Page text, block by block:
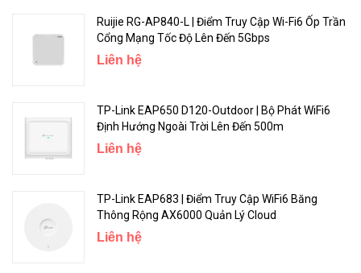
Ruijie RG-AP840-L | Điểm Truy Cập Wi-Fi6 Ốp Trần
Cổng Mạng Tốc Độ Lên Đến 5Gbps
Liên hệ
TP-Link EAP650 D120-Outdoor | Bộ Phát WiFi6
Định Hướng Ngoài Trời Lên Đến 500m
Liên hệ
TP-Link EAP683 | Điểm Truy Cập WiFi6 Băng
Thông Rộng AX6000 Quản Lý Cloud
Liên hệ